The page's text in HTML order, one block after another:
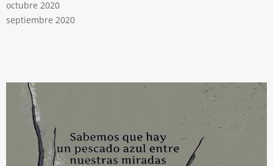
octubre 2020
septiembre 2020